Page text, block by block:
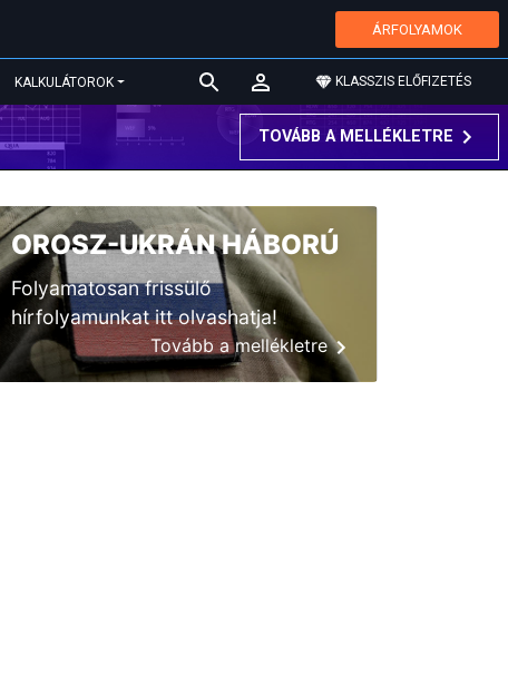
ÁRFOLYAMOK
KALKULÁTOROK KLASSZIS ELŐFIZETÉS
TOVÁBB A MELLÉKLETRE
OROSZ-UKRÁN HÁBORÚ
Folyamatosan frissülő
hírfolyamunkat itt olvashatja!
Tovább a mellékletre